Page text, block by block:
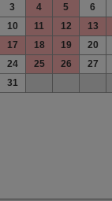
3 4 5
6
10 11 12
13
17 18 19
20
24 25 26
27
31